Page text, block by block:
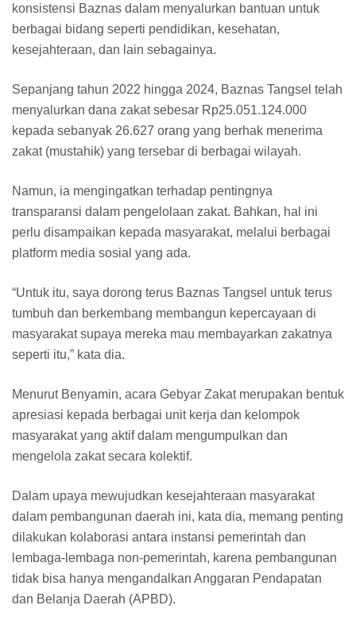
konsistensi Baznas dalam menyalurkan bantuan untuk
berbagai bidang seperti pendidikan, kesehatan,
kesejahteraan, dan lain sebagainya.
Sepanjang tahun 2022 hingga 2024, Baznas Tangsel telah
menyalurkan dana zakat sebesar Rp25.051.124.000
kepada sebanyak 26.627 orang yang berhak menerima
zakat (mustahik) yang tersebar di berbagai wilayah.
Namun, ia mengingatkan terhadap pentingnya
transparansi dalam pengelolaan zakat. Bahkan, hal ini
perlu disampaikan kepada masyarakat, melalui berbagai
platform media sosial yang ada.
“Untuk itu, saya dorong terus Baznas Tangsel untuk terus
tumbuh dan berkembang membangun kepercayaan di
masyarakat supaya mereka mau membayarkan zakatnya
seperti itu,” kata dia.
Menurut Benyamin, acara Gebyar Zakat merupakan bentuk
apresiasi kepada berbagai unit kerja dan kelompok
masyarakat yang aktif dalam mengumpulkan dan
mengelola zakat secara kolektif.
Dalam upaya mewujudkan kesejahteraan masyarakat
dalam pembangunan daerah ini, kata dia, memang penting
dilakukan kolaborasi antara instansi pemerintah dan
lembaga-lembaga non-pemerintah, karena pembangunan
tidak bisa hanya mengandalkan Anggaran Pendapatan
dan Belanja Daerah (APBD).